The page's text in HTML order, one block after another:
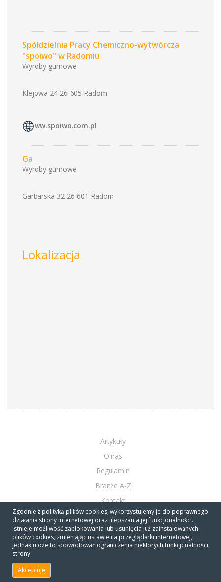
Zgodnie z polityką plików cookies, wykorzystujemy je do poprawnego
działania strony internetowej oraz ulepszania jej funkcjonalności.
Istnieje możliwość zablokowania lub usunięcia już zainstalowanych
plików cookies, zmieniając ustawienia przeglądarki internetowej,
jednak może to spowodować ograniczenia niektórych funkcjonalności
strony.
Akceptuję
Spółdzielnia Pracy Chemiczno-wytwórcza
"spoiwo" w Radomiu
Wyroby gumowe
Klejowa 24 26-605 Radom
ww.spoiwo.com.pl
Ga
Wyroby gumowe
Garbarska 32 26-601 Radom
Lokalizacja
Artykuły
O nas
Regulamin
Branże A-Z
Kontakt
Firmy A-Z
Copyright © 2010 - 2020 NeoBiznes.pl All rights reserved.
10 lecie katalogu NeoBiznes dziękujemy, że jesteście z nami!